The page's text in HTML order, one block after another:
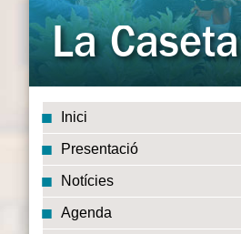
La
Inici
Presentació
Notícies
Agenda